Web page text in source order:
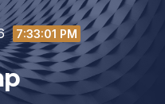
7:33:02 PM